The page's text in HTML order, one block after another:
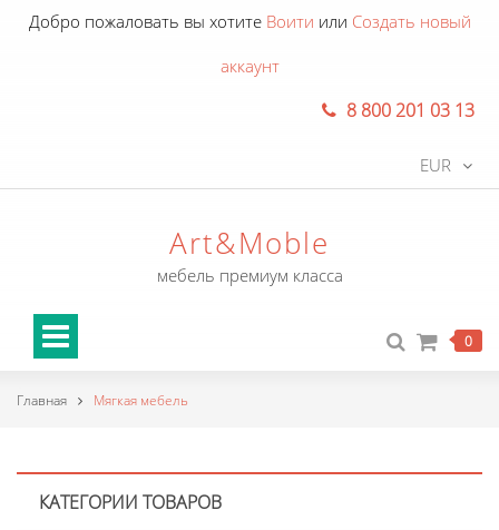
Добро пожаловать вы хотите Воити или Создать новый
аккаунт
8 800 201 03 13
EUR
Art&Moble
мебель премиум класса
0
Главная Мягкая мебель
КАТЕГОРИИ ТОВАРОВ